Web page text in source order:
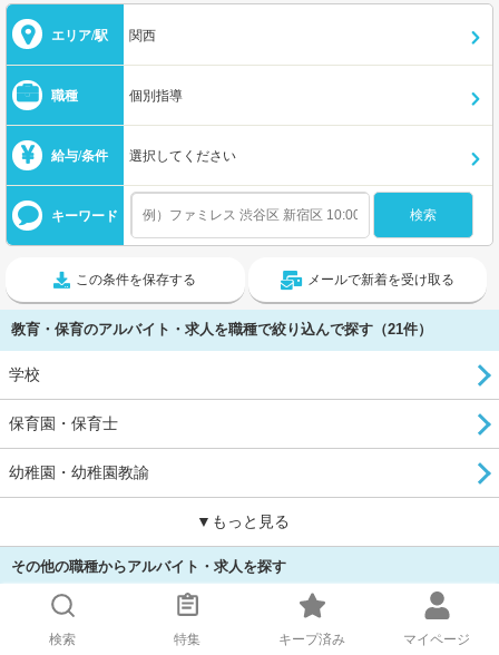
エリア/駅 関西
職種 個別指導
給与/条件 選択してください
キーワード
この条件を保存する メールで新着を受け取る
教育・保育のアルバイト・求人を職種で絞り込んで探す（21件）
学校
保育園・保育士
幼稚園・幼稚園教諭
▼もっと見る
その他の職種からアルバイト・求人を探す
フード・飲食
検索 特集 キープ済み マイページ